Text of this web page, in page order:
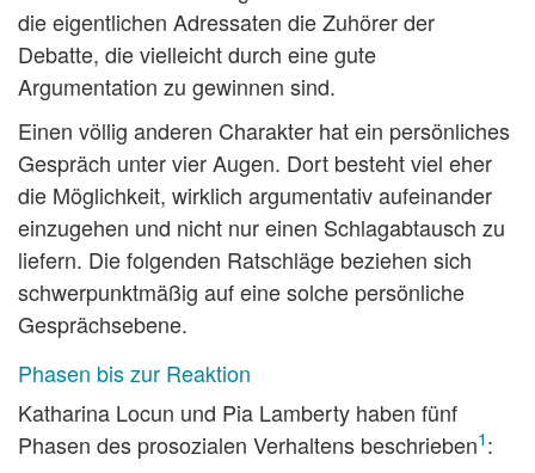
die eigentlichen Adressaten die Zuhörer der
Debatte, die vielleicht durch eine gute
Argumentation zu gewinnen sind.
Einen völlig anderen Charakter hat ein persönliches
Gespräch unter vier Augen. Dort besteht viel eher
die Möglichkeit, wirklich argumentativ aufeinander
einzugehen und nicht nur einen Schlagabtausch zu
liefern. Die folgenden Ratschläge beziehen sich
schwerpunktmäßig auf eine solche persönliche
Gesprächsebene.
Phasen bis zur Reaktion
Katharina Locun und Pia Lamberty haben fünf
Phasen des prosozialen Verhaltens beschrieben1: